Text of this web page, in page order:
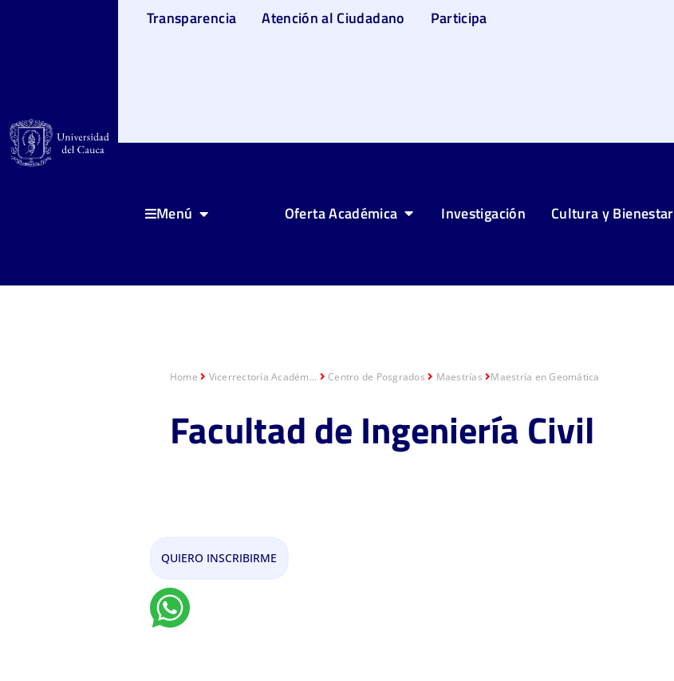
Transparencia Atención al Ciudadano Participa
Menú Oferta Académica Investigación Cultura y Bienestar
Home Vicerrectoría Académ... Centro de Posgrados Maestrías Maestría en Geomática
Facultad de Ingeniería Civil
QUIERO INSCRIBIRME